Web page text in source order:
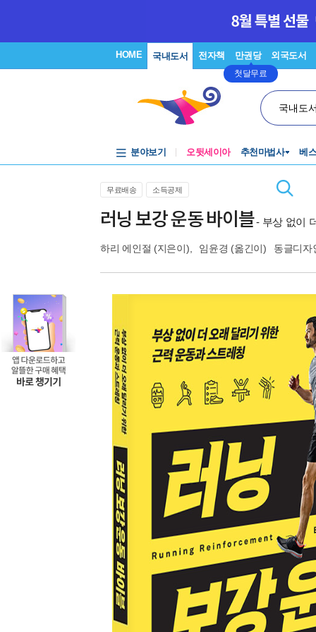
HOME 국내도서 전자책 만권당
첫달무료
외국도서
국내도
분야보기 오뒷세이아 추천마법사 베
무료배송 소득공제
러닝 보강 운동 바이블- 부상 없이
하리 에인절 (지은이), 임윤경 (옮긴이) 동글디자